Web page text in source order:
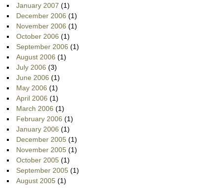
January 2007 (1)
December 2006 (1)
November 2006 (1)
October 2006 (1)
September 2006 (1)
August 2006 (1)
July 2006 (3)
June 2006 (1)
May 2006 (1)
April 2006 (1)
March 2006 (1)
February 2006 (1)
January 2006 (1)
December 2005 (1)
November 2005 (1)
October 2005 (1)
September 2005 (1)
August 2005 (1)